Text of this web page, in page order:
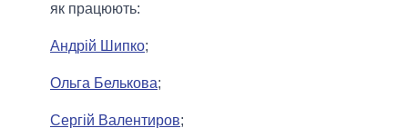
як працюють:
Андрій Шипко;
Ольга Белькова;
Сергій Валентиров;